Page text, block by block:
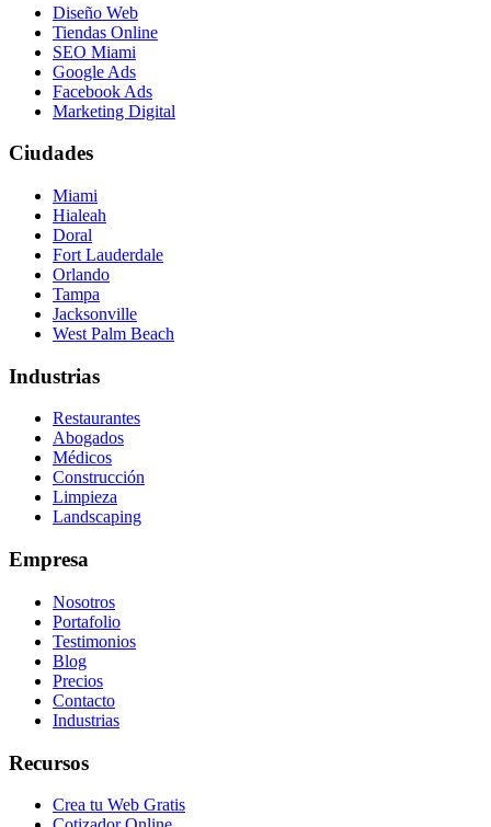
Diseño Web
Tiendas Online
SEO Miami
Google Ads
Facebook Ads
Marketing Digital
Ciudades
Miami
Hialeah
Doral
Fort Lauderdale
Orlando
Tampa
Jacksonville
West Palm Beach
Industrias
Restaurantes
Abogados
Médicos
Construcción
Limpieza
Landscaping
Empresa
Nosotros
Portafolio
Testimonios
Blog
Precios
Contacto
Industrias
Recursos
Crea tu Web Gratis